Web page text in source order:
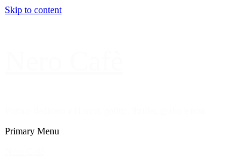
Skip to content
Primary Menu